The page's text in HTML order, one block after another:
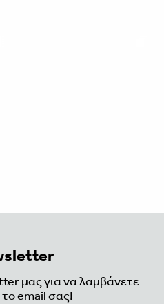
μας για να λαμβάνετε
το email σας!